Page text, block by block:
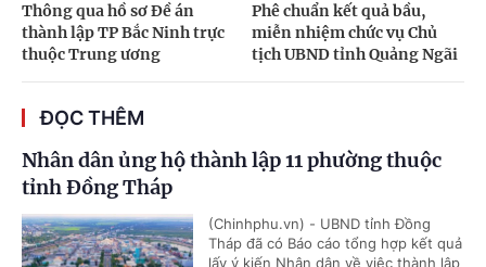
Thông qua hồ sơ Đề án
thành lập TP Bắc Ninh trực
thuộc Trung ương
Phê chuẩn kết quả bầu,
miễn nhiệm chức vụ Chủ
tịch UBND tỉnh Quảng Ngãi
ĐỌC THÊM
Nhân dân ủng hộ thành lập 11 phường thuộc
tỉnh Đồng Tháp
(Chinhphu.vn) - UBND tỉnh Đồng
Tháp đã có Báo cáo tổng hợp kết quả
lấy ý kiến Nhân dân về việc thành lập